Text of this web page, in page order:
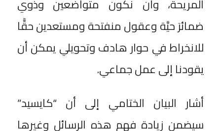
المريحة، وأن نكون متواضعين وذوي
ضمائرَ حيَّة وعقول منفتحة ومستعدين حقًّا
للانخراط في حوار هادف وتحويلي يمكن أن
يقودنا إلى عمل جماعي.
أشار البيان الختامي إلى أن “كايسيد”
سيضمن زيادة فهم هذه الرسائل وغيرها